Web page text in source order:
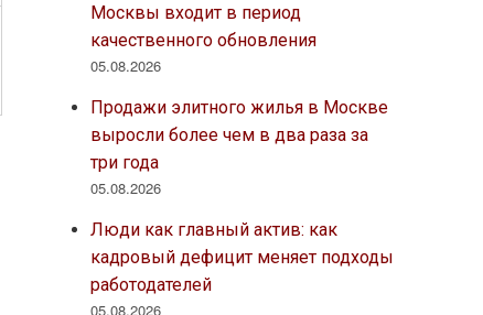
Москвы входит в период
качественного обновления
05.08.2026
Продажи элитного жилья в Москве
выросли более чем в два раза за
три года
05.08.2026
Люди как главный актив: как
кадровый дефицит меняет подходы
работодателей
05.08.2026